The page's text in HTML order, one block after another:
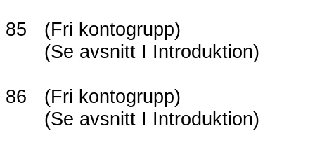
85
(Fri kontogrupp)
(Se avsnitt I Introduktion)
86
(Fri kontogrupp)
(Se avsnitt I Introduktion)